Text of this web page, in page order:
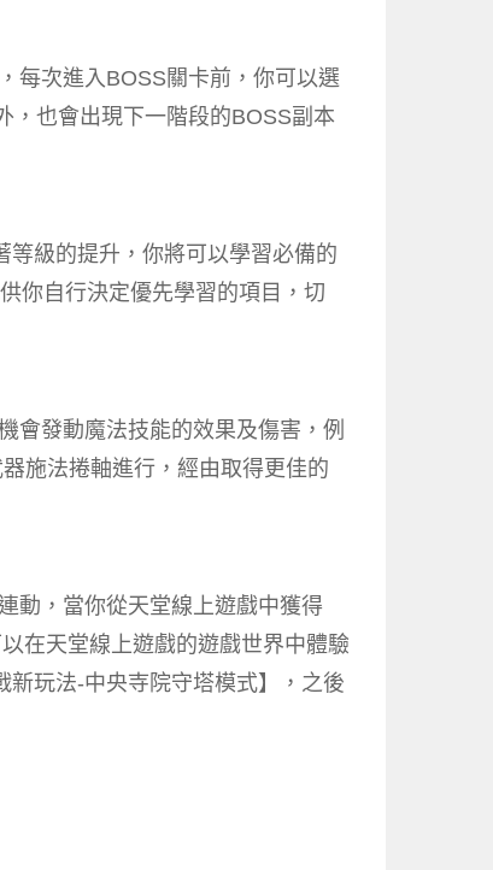
每次進入BOSS關卡前，你可以選
，也會出現下一階段的BOSS副本
級的提升，你將可以學習必備的
你自行決定優先學習的項目，切
會發動魔法技能的效果及傷害，例
施法捲軸進行，經由取得更佳的
動，當你從天堂線上遊戲中獲得
在天堂線上遊戲的遊戲世界中體驗
新玩法-中央寺院守塔模式】，之後